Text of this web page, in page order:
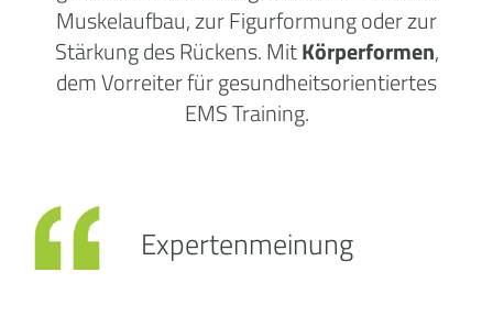
Muskelaufbau, zur Figurformung oder zur
Stärkung des Rückens. MitKörperformen,
dem Vorreiter für gesundheitsorientiertes
EMS Training.
Expertenmeinung